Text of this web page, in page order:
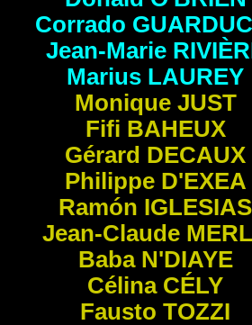
Corrado
Jean-Marie
Marius LAUREY
Monique JUST
Fifi BAHEUX
Gérard DECAUX
Philippe D'EXEA
Ramón IGLESIAS
Jean-Claude
Baba N'DIAYE
Célina CÉLY
Fausto TOZZI